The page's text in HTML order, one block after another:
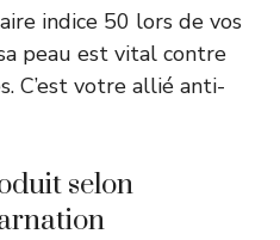
indice 50 lors de vos
peau est vital contre
C’est votre allié anti-
selon